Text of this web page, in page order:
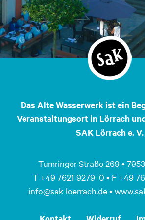
Das Alte Wasserwerk ist ein
Veranstaltungsort in Lörrach
SAK Lörrach e. V.
Tumringer Straße 269 •
T +49 7621 9279 - 0 • F +49
info@sak-loerrach.de •